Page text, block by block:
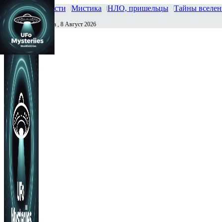
Главная Новости Мистика НЛО, пришельцы Тайны
Сегодня Суббота , 8 Август 2026